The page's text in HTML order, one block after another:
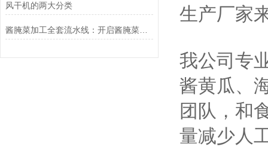
风干机的两大分类
生产厂家
我公司专
酱黄瓜、
团队，和
量减少人